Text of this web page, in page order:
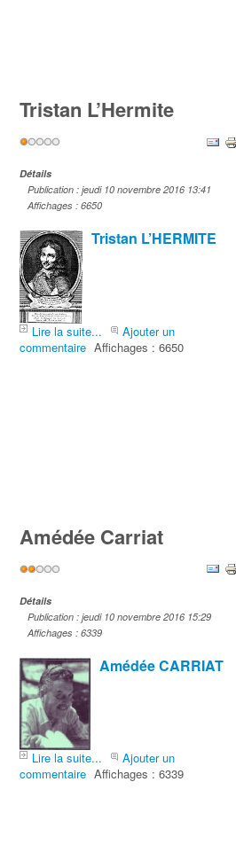
Tristan L’Hermite
Vote
Détails
Publication : jeudi 10 novembre 2016 13:41
Affichages : 6650
Tristan L’HERMITE
Lire la suite...
Ajouter un
commentaire Affichages : 6650
Amédée Carriat
Vote
Détails
Publication : jeudi 10 novembre 2016 15:29
Affichages : 6339
Amédée CARRIAT
Lire la suite...
Ajouter un
commentaire Affichages : 6339